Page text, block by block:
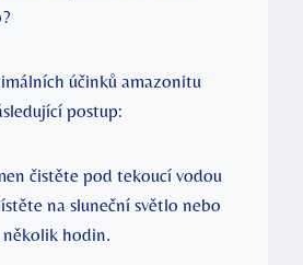
účinků amazonitu
postup:
čistěte pod tekoucí vodou
na sluneční světlo nebo
hodin.